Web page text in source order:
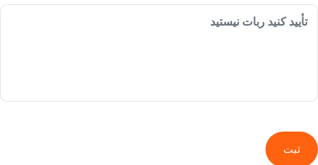
تأیید کنید ربات نیستید
ثبت